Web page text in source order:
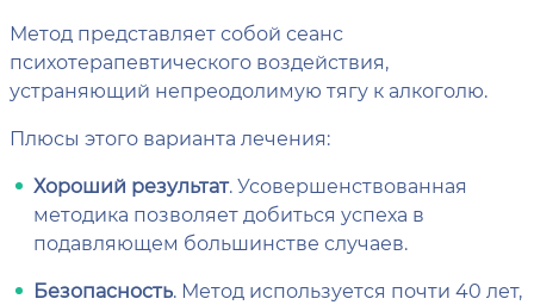
Метод представляет собой сеанс
психотерапевтического воздействия,
устраняющий непреодолимую тягу к алкоголю.
Плюсы этого варианта лечения:
Хороший результат. Усовершенствованная
методика позволяет добиться успеха в
подавляющем большинстве случаев.
Безопасность. Метод используется почти 40 лет,